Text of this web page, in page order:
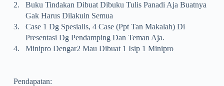
2.
Buku Tindakan Dibuat Dibuku Tulis Panadi Aja Buatnya
Gak Harus Dilakuin Semua
3.
Case 1 Dg Spesialis, 4 Case (ppt Tan Makalah) Di
Presentasi Dg Pendamping Dan Teman Aja.
4.
Minipro Dengar2 Mau Dibuat 1 Isip 1 Minipro
Pendapatan: